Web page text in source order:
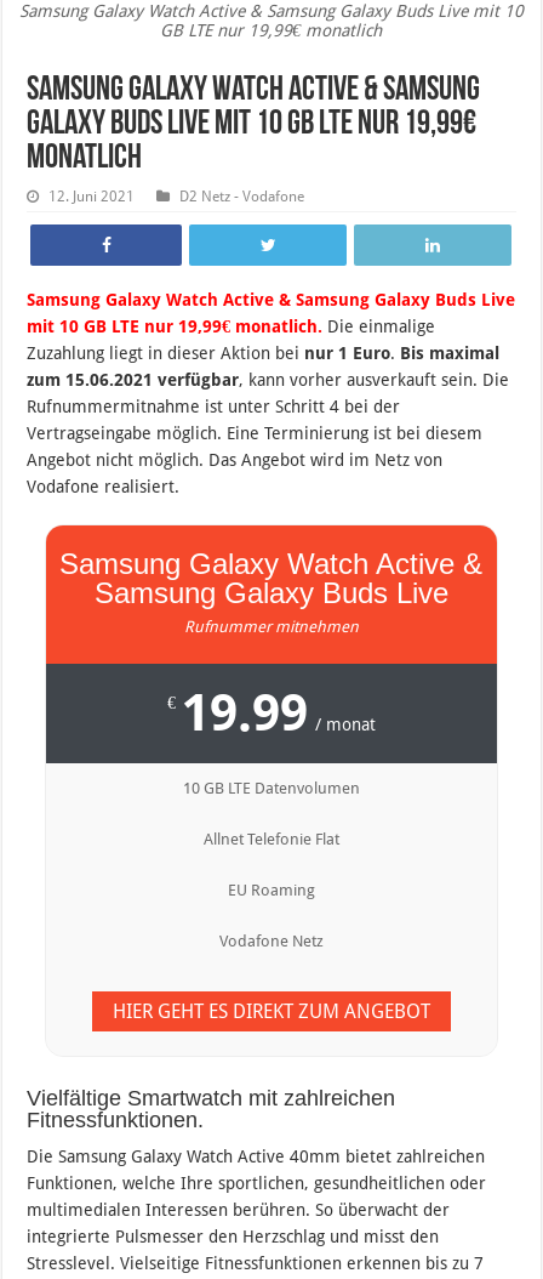
Samsung Galaxy Watch Active & Samsung Galaxy Buds Live mit 10
GB LTE nur 19,99€ monatlich
Samsung Galaxy Watch Active & Samsung
Galaxy Buds Live mit 10 GB LTE nur 19,99€
monatlich
12. Juni 2021 D2 Netz - Vodafone
Samsung Galaxy Watch Active & Samsung Galaxy Buds Live
mit 10 GB LTE nur 19,99€ monatlich. Die einmalige
Zuzahlung liegt in dieser Aktion bei nur 1 Euro. Bis maximal
zum 15.06.2021 verfügbar, kann vorher ausverkauft sein. Die
Rufnummermitnahme ist unter Schritt 4 bei der
Vertragseingabe möglich. Eine Terminierung ist bei diesem
Angebot nicht möglich. Das Angebot wird im Netz von
Vodafone realisiert.
Samsung Galaxy Watch Active &
Samsung Galaxy Buds Live
Rufnummer mitnehmen
€ 19.99 / monat
10 GB LTE Datenvolumen
Allnet Telefonie Flat
EU Roaming
Vodafone Netz
HIER GEHT ES DIREKT ZUM ANGEBOT
Vielfältige Smartwatch mit zahlreichen
Fitnessfunktionen.
Die Samsung Galaxy Watch Active 40mm bietet zahlreichen
Funktionen, welche Ihre sportlichen, gesundheitlichen oder
multimedialen Interessen berühren. So überwacht der
integrierte Pulsmesser den Herzschlag und misst den
Stresslevel. Vielseitige Fitnessfunktionen erkennen bis zu 7